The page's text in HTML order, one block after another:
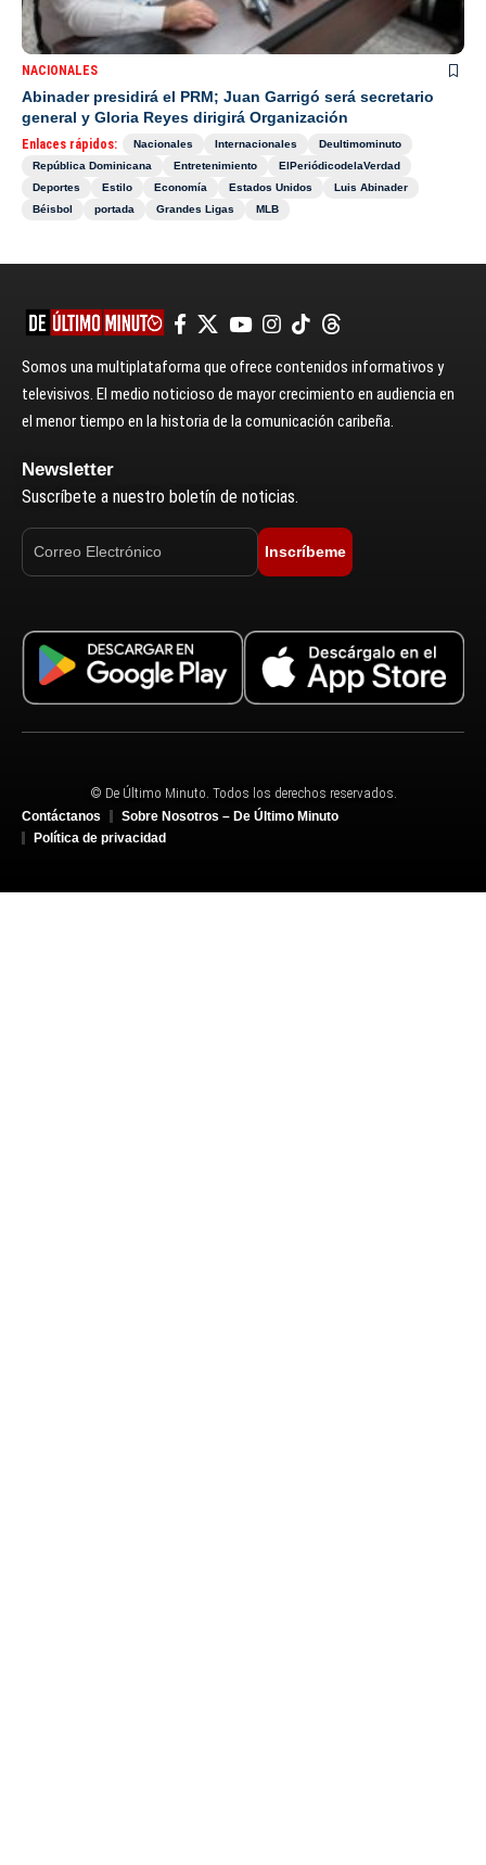
NACIONALES
Abinader presidirá el PRM; Juan Garrigó será secretario
general y Gloria Reyes dirigirá Organización
Enlaces rápidos: Nacionales Internacionales
Deultimominuto
República Dominicana
Entretenimiento
ElPeriódicodelaVerdad
Deportes
Estilo Economía Estados Unidos
Luis Abinader
Béisbol
portada Grandes Ligas MLB
Somos una multiplataforma que ofrece contenidos informativos y
televisivos. El medio noticioso de mayor crecimiento en audiencia en
el menor tiempo en la historia de la comunicación caribeña.
Newsletter
Suscríbete a nuestro boletín de noticias.
Inscríbeme
© De Último Minuto. Todos los derechos reservados.
Contáctanos
Sobre Nosotros – De Último Minuto
Política de privacidad